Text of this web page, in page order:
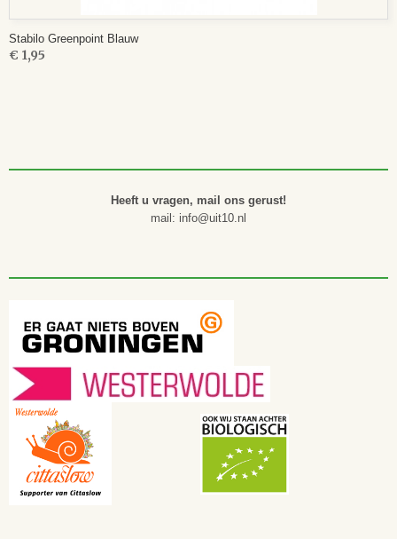
Stabilo Greenpoint Blauw
€ 1,95
Heeft u vragen, mail ons gerust!
mail: info@uit10.nl